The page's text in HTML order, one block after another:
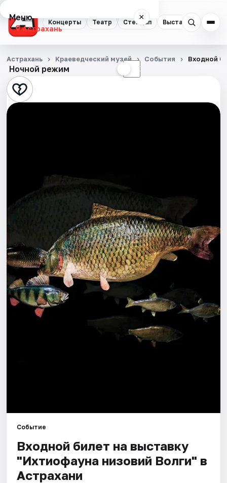
Концерты Театр Стендап Выставки
Меню ×
Астрахань
Концерты
Театр
Стендап
Спорт
События
Города
Площадки
Артисты
Ночной режим ☾
Астрахань Краеведческий музей События Входной
Событие
Входной билет на выставку
"Ихтиофауна низовий Волги" в
Астрахани